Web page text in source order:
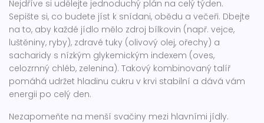
Nejdříve si udělejte jednoduchý plán na celý týden.
Sepište si, co budete jíst k snídani, obědu a večeři. Dbejte
na to, aby každé jídlo mělo zdroj bílkovin (např. vejce,
luštěniny, ryby), zdravé tuky (olivový olej, ořechy) a
sacharidy s nízkým glykemickým indexem (oves,
celozrnný chléb, zelenina). Takový kombinovaný talíř
pomáhá udržet hladinu cukru v krvi stabilní a dává vám
energii po celý den.
Nezapomeňte na menší svačiny mezi hlavními jídly.